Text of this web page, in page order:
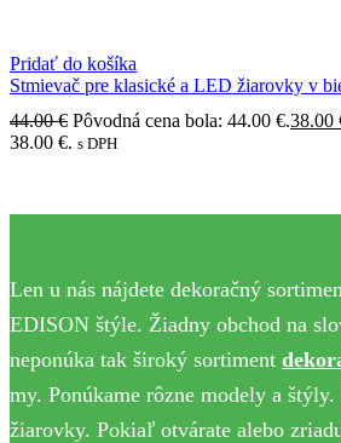
Pridať do košíka
Stmievač pre klasické a LED žiarovky v
44.00€ Pôvodná cena bola: 44.00 €.38.00
38.00 €. s DPH
Len u nás nájdete dekoračný
EDISON štýle. Žiadny obchod na
neponúka tak široký sortiment
my. Ponúkame rôzne modely a
žiarovky. Pokiaľ otvárate alebo